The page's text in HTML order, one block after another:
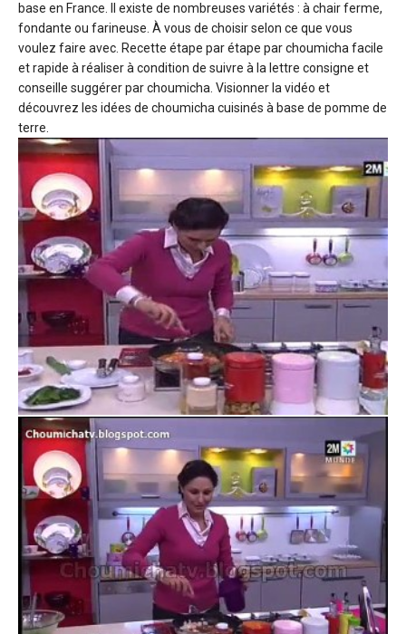
base en France. Il existe de nombreuses variétés : à chair ferme,
fondante ou farineuse. À vous de choisir selon ce que vous
voulez faire avec. Recette étape par étape par choumicha facile
et rapide à réaliser à condition de suivre à la lettre consigne et
conseille suggérer par choumicha. Visionner la vidéo et
découvrez les idées de choumicha cuisinés à base de pomme de
terre.